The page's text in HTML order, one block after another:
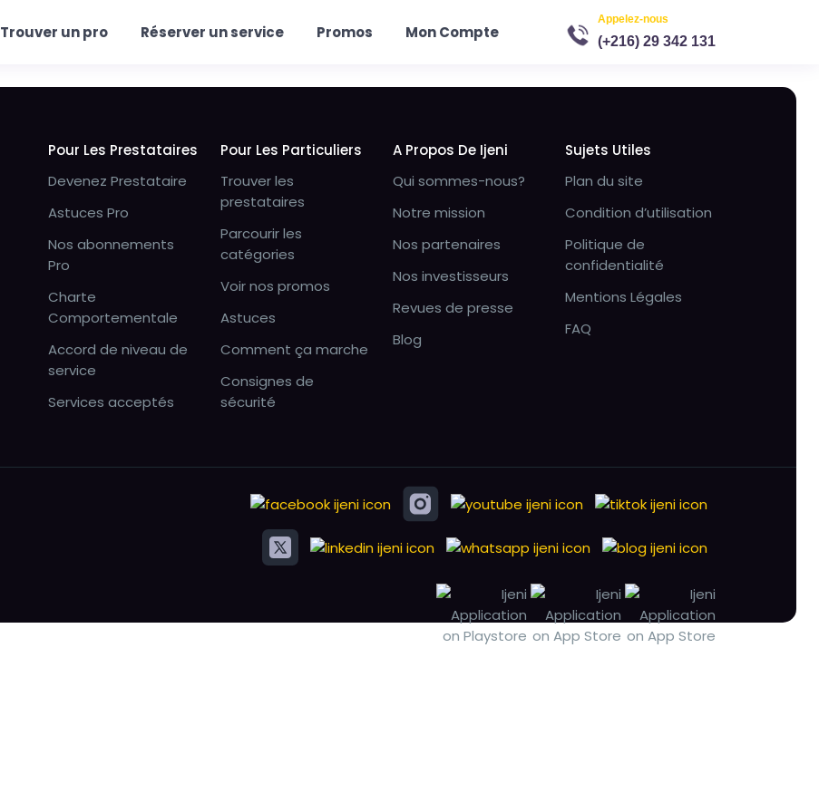
Trouver un pro Réserver un service Promos Mon Compte
Appelez-nous
(+216) 29 342 131
Pour Les Prestataires
Devenez Prestataire
Astuces Pro
Nos abonnements
Pro
Charte
Comportementale
Accord de niveau de
service
Services acceptés
Pour Les Particuliers
Trouver les
prestataires
Parcourir les
catégories
Voir nos promos
Astuces
Comment ça marche
Consignes de
sécurité
A Propos De Ijeni
Qui sommes-nous?
Notre mission
Nos partenaires
Nos investisseurs
Revues de presse
Blog
Sujets Utiles
Plan du site
Condition d’utilisation
Politique de
confidentialité
Mentions Légales
FAQ